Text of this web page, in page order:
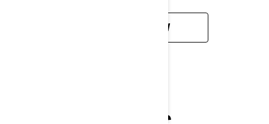
MEHR ERFAHREN